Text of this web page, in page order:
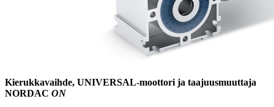
Kierukkavaihde, UNIVERSAL-moottori ja taajuusmuuttaja
NORDAC ON